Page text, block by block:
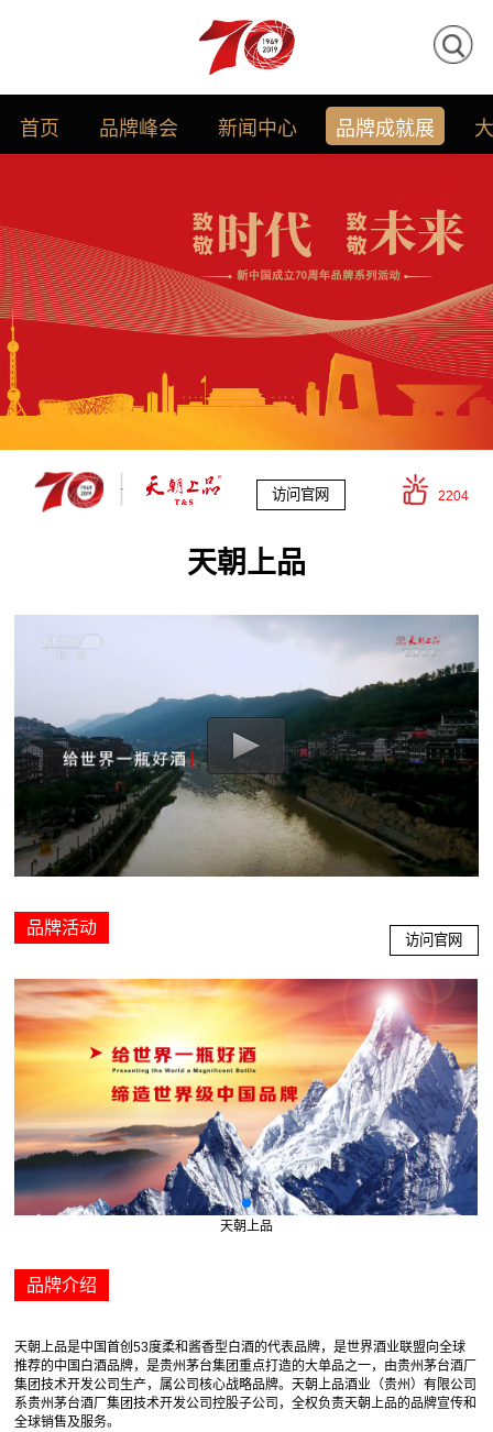
首页 品牌峰会 新闻中心 品牌成就展
访问官网 2204
天朝上品
品牌活动
访问官网
天朝上品
品牌介绍
天朝上品是中国首创53度柔和酱香型白酒的代表品牌，是世界酒业联盟向全球
推荐的中国白酒品牌，是贵州茅台集团重点打造的大单品之一，由贵州茅台酒厂
集团技术开发公司生产，属公司核心战略品牌。天朝上品酒业（贵州）有限公司
系贵州茅台酒厂集团技术开发公司控股子公司，全权负责天朝上品的品牌宣传和
全球销售及服务。